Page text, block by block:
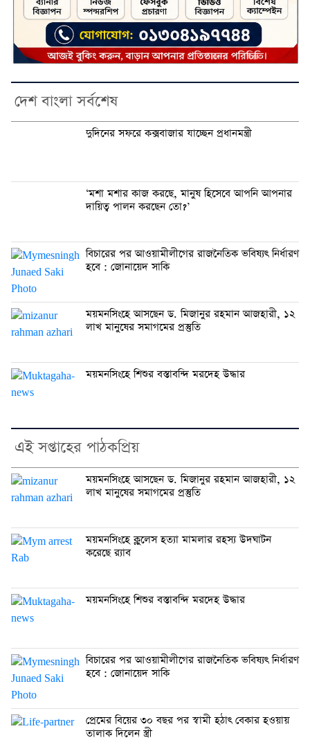
দেশ বাংলা সর্বশেষ
দুদিনের সফরে কক্সবাজার যাচ্ছেন প্রধানমন্ত্রী
‘মশা মশার কাজ করছে, মানুষ হিসেবে আপনি আপনার
দায়িত্ব পালন করছেন তো?’
বিচারের পর আওয়ামীলীগের রাজনৈতিক ভবিষ্যৎ নির্ধারণ
হবে : জোনায়েদ সাকি
ময়মনসিংহে আসছেন ড. মিজানুর রহমান আজহারী, ১২
লাখ মানুষের সমাগমের প্রস্তুতি
ময়মনসিংহে শিশুর বস্তাবন্দি মরদেহ উদ্ধার
এই সপ্তাহের পাঠকপ্রিয়
ময়মনসিংহে আসছেন ড. মিজানুর রহমান আজহারী, ১২
লাখ মানুষের সমাগমের প্রস্তুতি
ময়মনসিংহে ক্লুলেস হত্যা মামলার রহস্য উদঘাটন
করেছে র‍্যাব
ময়মনসিংহে শিশুর বস্তাবন্দি মরদেহ উদ্ধার
বিচারের পর আওয়ামীলীগের রাজনৈতিক ভবিষ্যৎ নির্ধারণ
হবে : জোনায়েদ সাকি
প্রেমের বিয়ের ৩০ বছর পর স্বামী হঠাৎ বেকার হওয়ায়
তালাক দিলেন স্ত্রী